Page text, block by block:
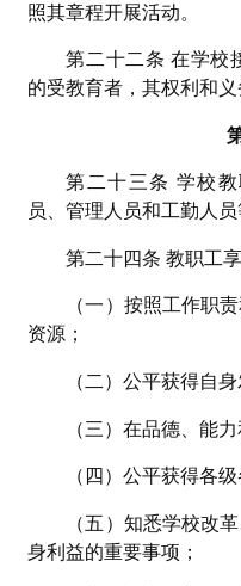
照其章程开展活动。
第二十二条 在学校
的受教育者，其权利和
第二十三条 学校
员、管理人员和工勤人员
第二十四条 教职工
（一）按照工作职
资源；
（二）公平获得自
（三）在品德、能
（四）公平获得各
（五）知悉学校改
身利益的重要事项；